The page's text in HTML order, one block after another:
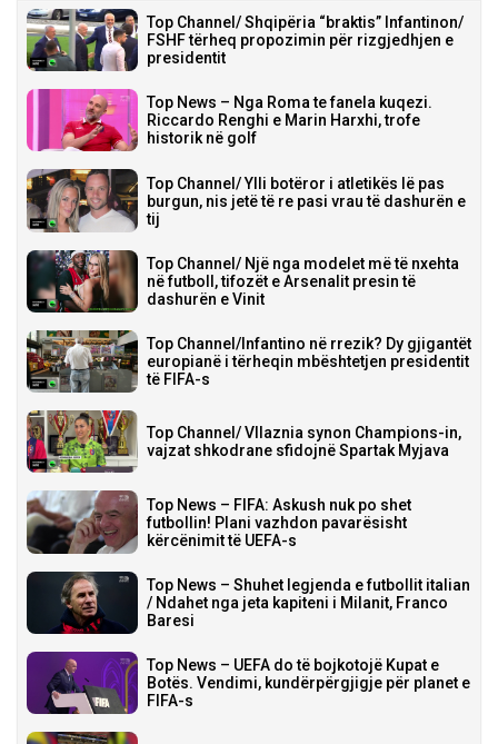
Top Channel/ Shqipëria “braktis” Infantinon/
FSHF tërheq propozimin për rizgjedhjen e
presidentit
Top News – Nga Roma te fanela kuqezi.
Riccardo Renghi e Marin Harxhi, trofe
historik në golf
Top Channel/ Ylli botëror i atletikës lë pas
burgun, nis jetë të re pasi vrau të dashurën e
tij
Top Channel/ Një nga modelet më të nxehta
në futboll, tifozët e Arsenalit presin të
dashurën e Vinit
Top Channel/Infantino në rrezik? Dy gjigantët
europianë i tërheqin mbështetjen presidentit
të FIFA-s
Top Channel/ Vllaznia synon Champions-in,
vajzat shkodrane sfidojnë Spartak Myjava
Top News – FIFA: Askush nuk po shet
futbollin! Plani vazhdon pavarësisht
kërcënimit të UEFA-s
Top News – Shuhet legjenda e futbollit italian
/ Ndahet nga jeta kapiteni i Milanit, Franco
Baresi
Top News – UEFA do të bojkotojë Kupat e
Botës. Vendimi, kundërpërgjigje për planet e
FIFA-s